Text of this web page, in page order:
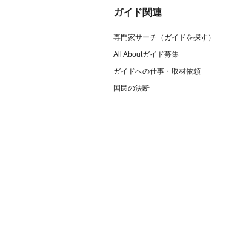
ガイド関連
専門家サーチ（ガイドを探す）
All Aboutガイド募集
ガイドへの仕事・取材依頼
国民の決断